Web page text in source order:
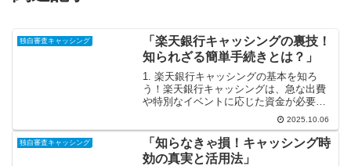
独自審査キャッシング
「楽天銀行キャッシングの裏技！
知られざる簡単手続きとは？」
1. 楽天銀行キャッシングの基本を知ろ
う！楽天銀行キャッシングは、急な出費
や特別なイベントに応じた資金が必要な
時に心強い味方となることでしょう。オ
ンラインでの申し込みが簡単で、すぐに
結果が得られるのが魅力の一つです。さ
らに、楽天ポイントを貯...
2025.10.06
独自審査キャッシング
「知らなきゃ損！キャッシング時
効の真実と活用法」